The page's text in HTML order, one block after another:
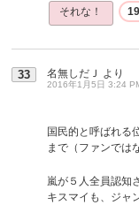
それな！
33 名無しだＪ より
2016年1月5日 3:24
国民的と呼ばれる
まで（ファンでは
嵐が５人全員認知
キスマイも、ジャ